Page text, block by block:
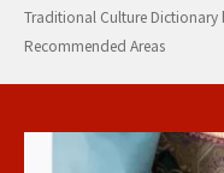
Traditional Culture Dictionary
Recommended Areas